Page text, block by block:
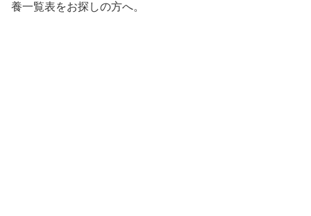
養一覧表をお探しの方へ。